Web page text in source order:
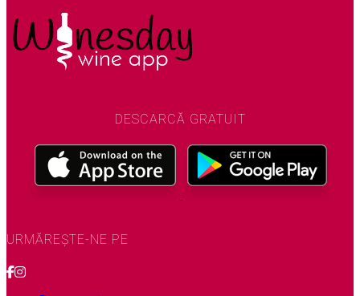
DESCARCĂ GRATUIT
URMĂREȘTE-NE PE